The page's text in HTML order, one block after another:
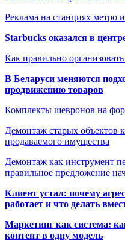
Реклама на станциях метро
Starbucks оказался в
Как правильно
В Беларуси меняются
продвижению товаров
Комплекты шевронов на
Демонтаж старых объектов
продаваемого имущества
Демонтаж как инструмент
правильное предложение
Клиент устал: почему
работает и что делать
Маркетинг как система:
контент в одну модель